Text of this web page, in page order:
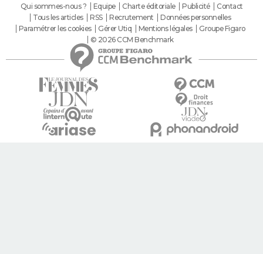
Qui sommes-nous ? Equipe Charte éditoriale Publicité
Contact
Tous les articles
RSS Recrutement
Données personnelles
Paramétrer les cookies
Gérer Utiq Mentions légales
Groupe Figaro
© 2026 CCM Benchmark